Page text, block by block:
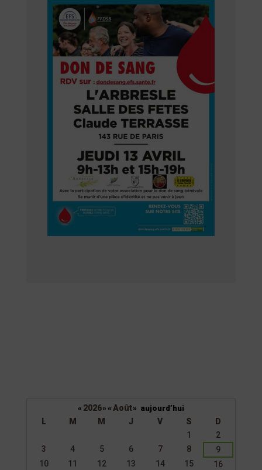
calendrier
d’évènements
« 2026» « Août» aujourd’hui
L M M J V S
D
1
2
3
4 5 6 7 8
9
10
11 12 13 14 15
16